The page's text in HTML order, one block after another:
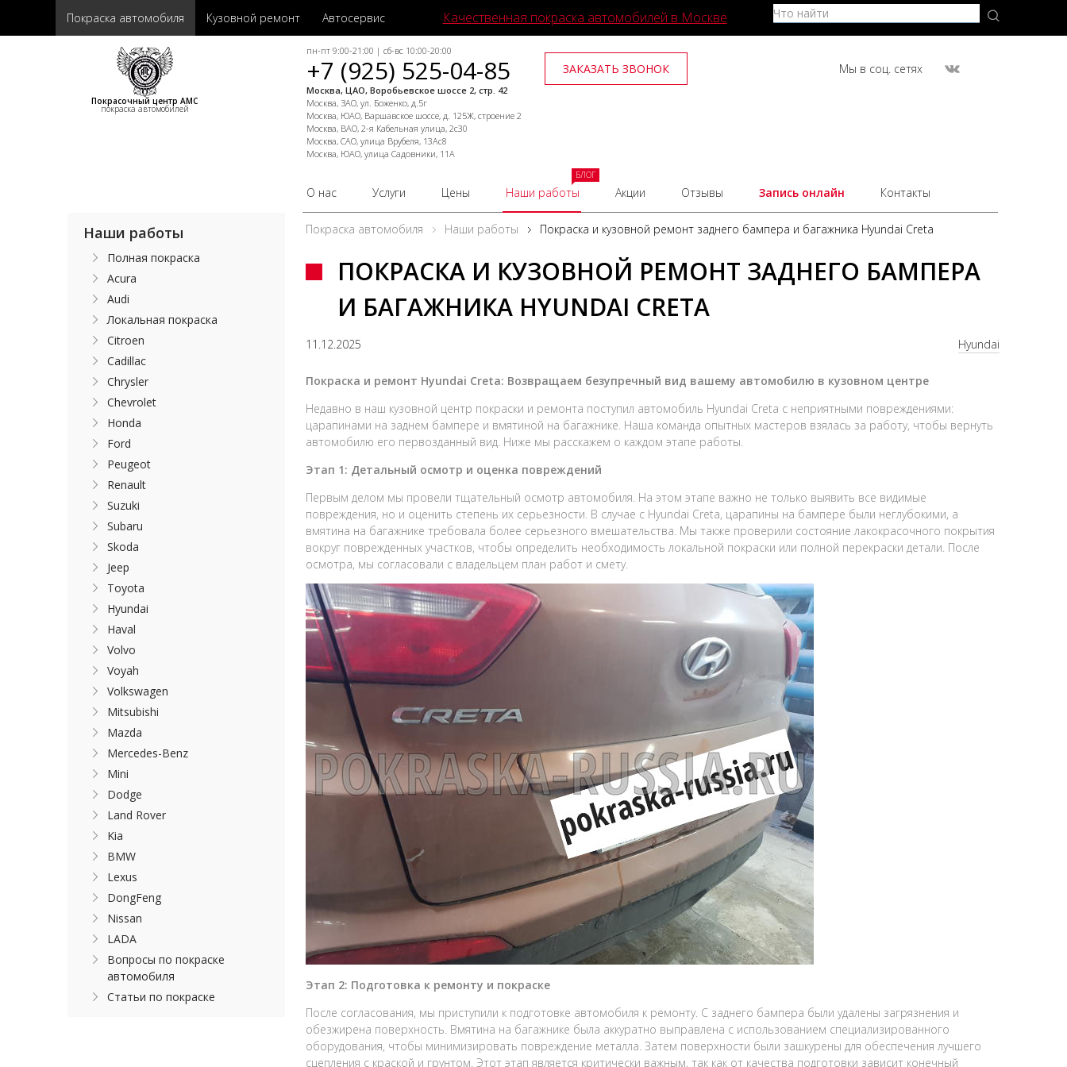
Покраска автомобиля Кузовной ремонт Автосервис Качественная покраска автомобилей в Москве
Покрасочный центр АМС
покраска автомобилей
пн-пт 9:00-21:00 | сб-вс 10:00-20:00
+7 (925) 525-04-85
Москва, ЦАО, Воробьевское шоссе 2, стр. 42
Москва, ЗАО, ул. Боженко, д.5г
Москва, ЮАО, Варшавское шоссе, д. 125Ж, строение 2
Москва, ВАО, 2-я Кабельная улица, 2с30
Москва, САО, улица Врубеля, 13Ас8
Москва, ЮАО, улица Садовники, 11А
ЗАКАЗАТЬ ЗВОНОК Мы в соц. сетях
О нас Услуги Цены Наши работы
БЛОГ
Акции Отзывы Запись онлайн Контакты
Покраска автомобиля Наши работы Покраска и кузовной ремонт заднего бампера и багажника Hyundai Creta
ПОКРАСКА И КУЗОВНОЙ РЕМОНТ ЗАДНЕГО БАМПЕРА
И БАГАЖНИКА HYUNDAI CRETA
11.12.2025 Hyundai
Покраска и ремонт Hyundai Creta: Возвращаем безупречный вид вашему автомобилю в кузовном центре
Недавно в наш кузовной центр покраски и ремонта поступил автомобиль Hyundai Creta с неприятными повреждениями:
царапинами на заднем бампере и вмятиной на багажнике. Наша команда опытных мастеров взялась за работу, чтобы вернуть
автомобилю его первозданный вид. Ниже мы расскажем о каждом этапе работы.
Этап 1: Детальный осмотр и оценка повреждений
Первым делом мы провели тщательный осмотр автомобиля. На этом этапе важно не только выявить все видимые
повреждения, но и оценить степень их серьезности. В случае с Hyundai Creta, царапины на бампере были неглубокими, а
вмятина на багажнике требовала более серьезного вмешательства. Мы также проверили состояние лакокрасочного покрытия
вокруг поврежденных участков, чтобы определить необходимость локальной покраски или полной перекраски детали. После
осмотра, мы согласовали с владельцем план работ и смету.
Этап 2: Подготовка к ремонту и покраске
После согласования, мы приступили к подготовке автомобиля к ремонту. С заднего бампера были удалены загрязнения и
обезжирена поверхность. Вмятина на багажнике была аккуратно выправлена с использованием специализированного
оборудования, чтобы минимизировать повреждение металла. Затем поверхности были зашкурены для обеспечения лучшего
сцепления с краской и грунтом. Этот этап является критически важным, так как от качества подготовки зависит конечный
Наши работы
Полная покраска
Acura
Audi
Локальная покраска
Citroen
Cadillac
Chrysler
Chevrolet
Honda
Ford
Peugeot
Renault
Suzuki
Subaru
Skoda
Jeep
Toyota
Hyundai
Haval
Volvo
Voyah
Volkswagen
Mitsubishi
Mazda
Mercedes-Benz
Mini
Dodge
Land Rover
Kia
BMW
Lexus
DongFeng
Nissan
LADA
Вопросы по покраске
автомобиля
Статьи по покраске